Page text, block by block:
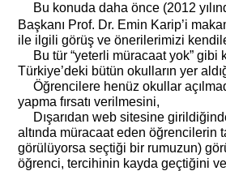
Bu konuda daha önce (2012
Başkanı Prof. Dr. Emin Karip’i
ile ilgili görüş ve önerilerimizi
Bu tür “yeterli müracaat yok” gibi
Türkiye’deki bütün okulların yer
Öğrencilere henüz okullar
yapma fırsatı verilmesini,
Dışarıdan web sitesine
altında müracaat eden öğrencilerin
görülüyorsa seçtiği bir rumuzun)
öğrenci, tercihinin kayda geçtiğini